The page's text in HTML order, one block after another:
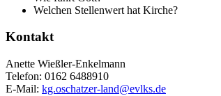
Welchen Stellenwert hat Kirche?
Kontakt
Anette Wießler-Enkelmann
Telefon: 0162 6488910
E-Mail: